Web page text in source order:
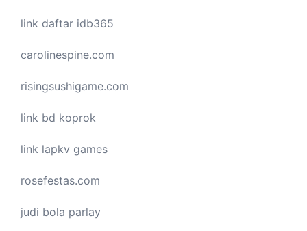
link daftar idb365
carolinespine.com
risingsushigame.com
link bd koprok
link lapkv games
rosefestas.com
judi bola parlay